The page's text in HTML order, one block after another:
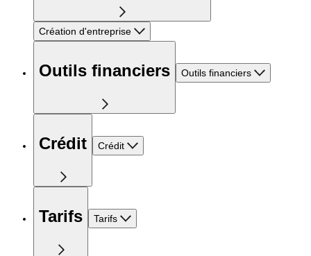
Création d'entreprise
Outils financiers Outils financiers
Crédit Crédit
Tarifs Tarifs